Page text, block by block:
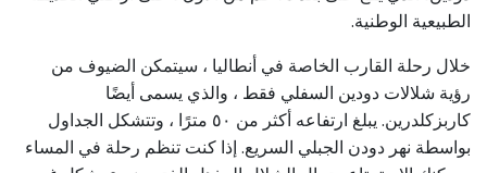
الطبيعية الوطنية.
خلال رحلة القارب الخاصة في أنطاليا ، سيتمكن الضيوف من
رؤية شلالات دودين السفلي فقط ، والذي يسمى أيضًا
كاربزكلدرين. يبلغ ارتفاعه أكثر من ٥٠ مترًا ، وتتشكل الجداول
بواسطة نهر دودن الجبلي السريع. إذا كنت تنظم رحلة في المساء